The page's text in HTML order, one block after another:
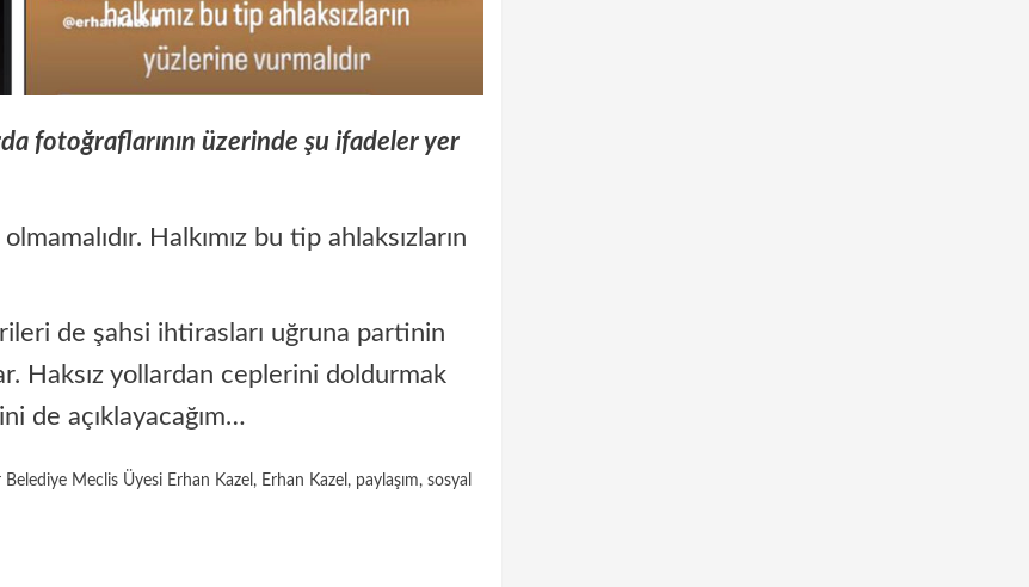
fotoğraflarının üzerinde şu ifadeler yer
Halkımız bu tip ahlaksızların
de şahsi ihtirasları uğruna partinin
Haksız yollardan ceplerini doldurmak
de açıklayacağım…
Meclis Üyesi Erhan Kazel , Erhan Kazel , paylaşım, sosyal